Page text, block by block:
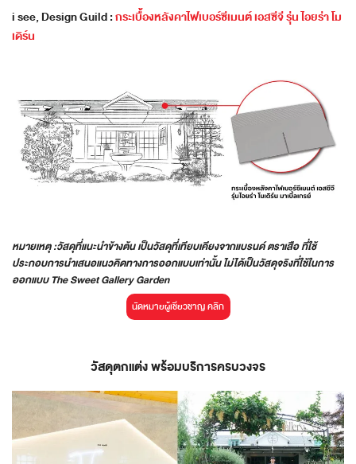
i see, Design Guild :กระเบื้องหลังคาไฟเบอร์ซีเมนต์ เอสซีจี รุ่น ไอยร่า โม
เดิร์น
หมายเหตุ :วัสดุที่แนะนำข้างต้น เป็นวัสดุที่เทียบเคียงจากแบรนด์ ตราเสือ ที่ใช้
ประกอบการนำเสนอแนวคิดทางการออกแบบเท่านั้น ไม่ได้เป็นวัสดุจริงที่ใช้ในการ
ออกแบบ The Sweet Gallery Garden
วัสดุตกแต่ง พร้อมบริการครบวงจร